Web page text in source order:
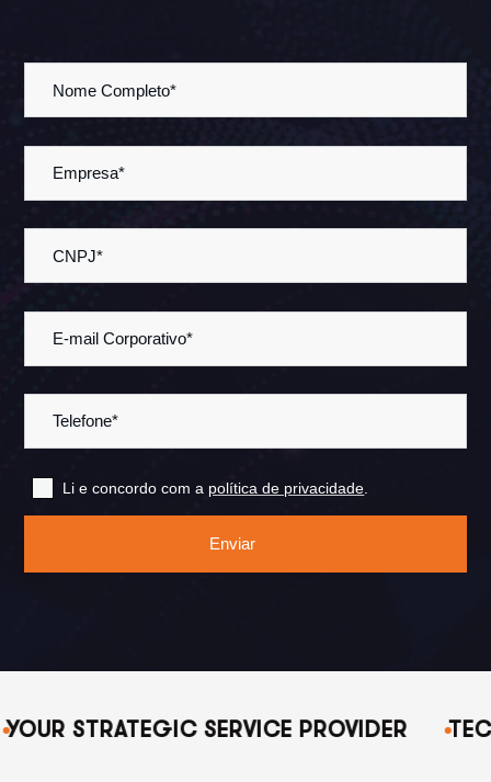
Li e concordo com a política de privacidade.
Enviar
YOUR STRATEGIC SERVICE PROVIDER